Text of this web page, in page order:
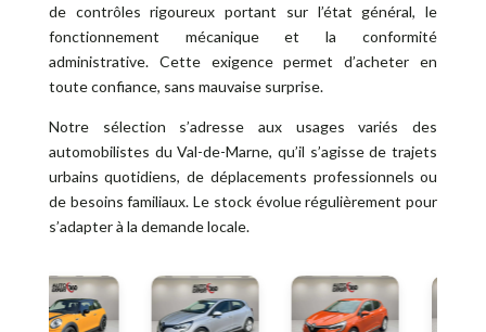
de contrôles rigoureux portant sur l’état général, le
fonctionnement mécanique et la conformité
administrative. Cette exigence permet d’acheter en
toute confiance, sans mauvaise surprise.
Notre sélection s’adresse aux usages variés des
automobilistes du Val-de-Marne, qu’il s’agisse de trajets
urbains quotidiens, de déplacements professionnels ou
de besoins familiaux. Le stock évolue régulièrement pour
s’adapter à la demande locale.